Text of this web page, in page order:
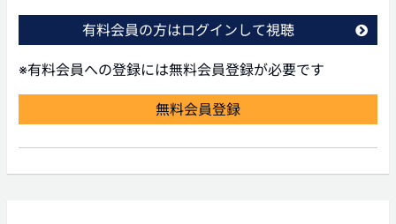
有料会員の方はログインして視聴
※有料会員への登録には無料会員登録が必要です
無料会員登録
前の動画 次の動画